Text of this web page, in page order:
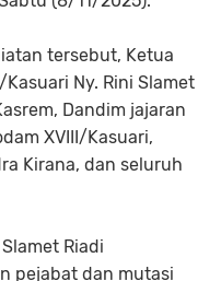
tersebut, Ketua
Kasuari Ny. Rini Slamet
Dandim jajaran
XVIII/Kasuari,
Kirana, dan seluruh
Riadi
pejabat dan mutasi